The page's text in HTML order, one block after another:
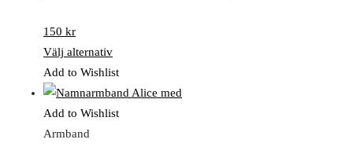
150 kr
Välj alternativ
Add to Wishlist
Add to Wishlist
Armband